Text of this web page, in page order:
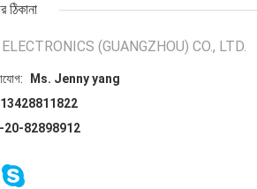
ঠিকানা
(GUANGZHOU) CO., LTD.
Ms. Jenny yang
20-82898912